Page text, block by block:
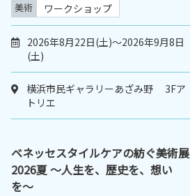
美術 ワークショップ
2026年8月22日(土)～2026年9月8日
(土)
横浜市民ギャラリーあざみ野 3Fア
トリエ
ベネッセスタイルケアの紡ぐ美術展
2026夏 〜人生を、歴史を、想い
を〜